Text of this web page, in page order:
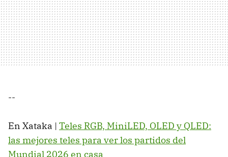
--
En Xataka | Teles RGB, MiniLED, OLED y QLED:
las mejores teles para ver los partidos del
Mundial 2026 en casa